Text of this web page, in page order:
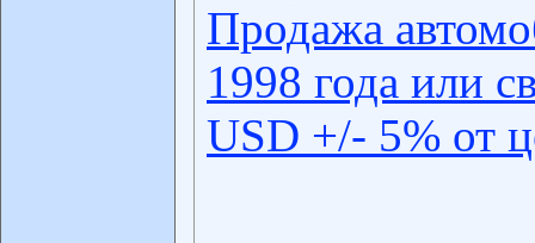
Продажа
1998 года или
USD +/- 5% от